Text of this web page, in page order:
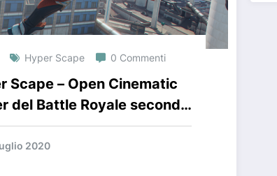
Hyper Scape 0 Commenti
Scape – Open Cinematic
del Battle Royale secondo
2020